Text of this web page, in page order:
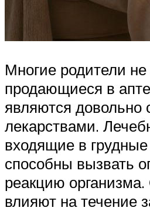
Многие родители
продающиеся в
являются довольно
лекарствами.
входящие в
способны вызвать
реакцию
влияют на течение